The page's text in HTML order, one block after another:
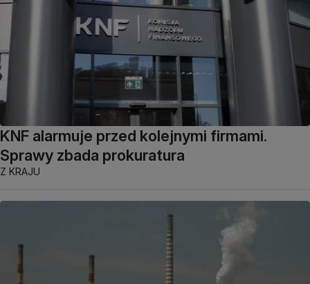
KNF alarmuje przed kolejnymi firmami.
Sprawy zbada prokuratura
Z KRAJU